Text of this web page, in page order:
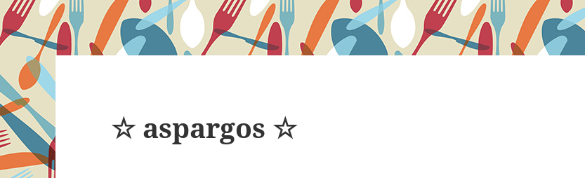
☆ aspargos ☆